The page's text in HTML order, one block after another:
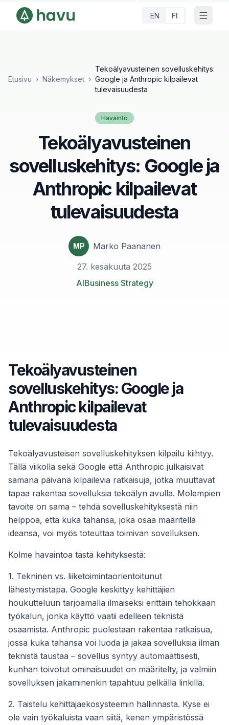
EN FI
Etusivu › Näkemykset ›
Tekoälyavusteinen sovelluskehitys:
Google ja Anthropic kilpailevat
tulevaisuudesta
Havainto
Tekoälyavusteinen
sovelluskehitys: Google ja
Anthropic kilpailevat
tulevaisuudesta
MP
Marko Paananen
27. kesäkuuta 2025
AIBusiness Strategy
Tekoälyavusteinen
sovelluskehitys: Google ja
Anthropic kilpailevat
tulevaisuudesta
Tekoälyavusteisen sovelluskehityksen kilpailu kiihtyy.
Tällä viikolla sekä Google että Anthropic julkaisivat
samana päivänä kilpailevia ratkaisuja, jotka muuttavat
tapaa rakentaa sovelluksia tekoälyn avulla. Molempien
tavoite on sama – tehdä sovelluskehityksestä niin
helppoa, että kuka tahansa, joka osaa määritellä
ideansa, voi myös toteuttaa toimivan sovelluksen.
Kolme havaintoa tästä kehityksestä:
1. Tekninen vs. liiketoimintaorientoitunut
lähestymistapa. Google keskittyy kehittäjien
houkutteluun tarjoamalla ilmaiseksi erittäin tehokkaan
työkalun, jonka käyttö vaatii edelleen teknistä
osaamista. Anthropic puolestaan rakentaa ratkaisua,
jossa kuka tahansa voi luoda ja jakaa sovelluksia ilman
teknistä taustaa – sovellus syntyy automaattisesti,
kunhan toivotut ominaisuudet on määritelty, ja valmiin
sovelluksen jakaminenkin tapahtuu pelkällä linkillä.
2. Taistelu kehittäjäekosysteemin hallinnasta. Kyse ei
ole vain työkaluista vaan siitä, kenen ympäristössä